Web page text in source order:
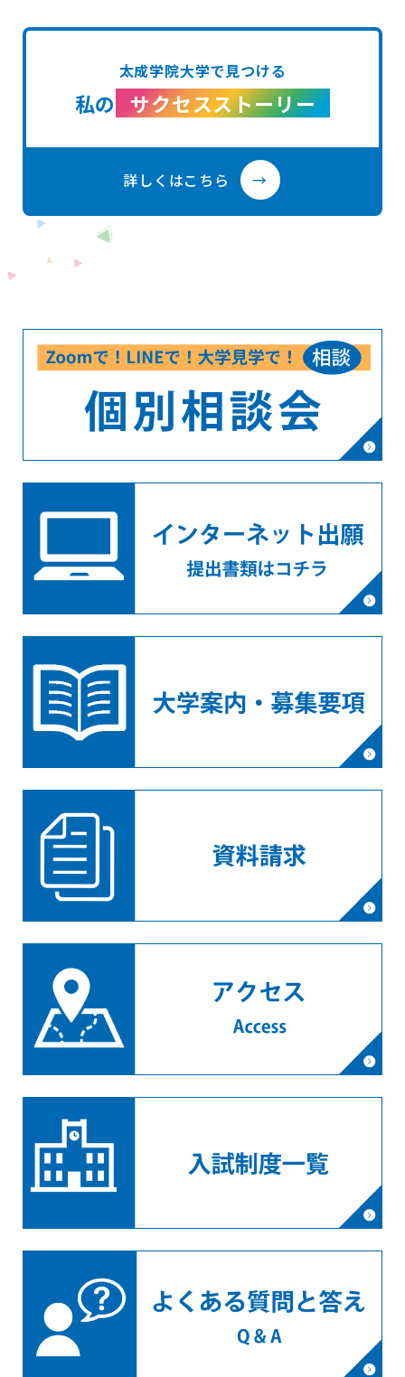
太成学院大学で見つける
私の サクセスストーリー
詳しくはこちら